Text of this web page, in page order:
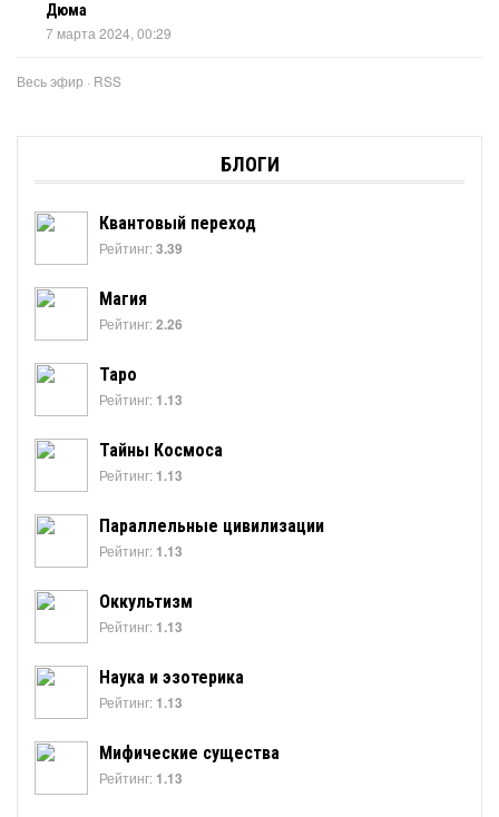
Дюма
7 марта 2024, 00:29
Весь эфир · RSS
БЛОГИ
Квантовый переход
Рейтинг:3.39
Магия
Рейтинг:2.26
Таро
Рейтинг: 1.13
Тайны Космоса
Рейтинг: 1.13
Параллельные цивилизации
Рейтинг: 1.13
Оккультизм
Рейтинг: 1.13
Наука и эзотерика
Рейтинг: 1.13
Мифические существа
Рейтинг: 1.13